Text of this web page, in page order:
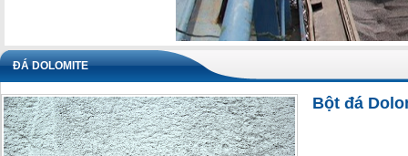
ĐÁ DOLOMITE
Bột đá